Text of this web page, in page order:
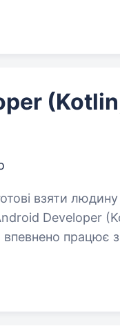
взяти
працює